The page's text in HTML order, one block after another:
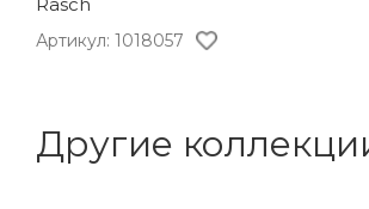
Артикул: 1018057
Другие